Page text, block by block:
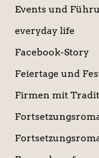
Events und
everyday life
Facebook-Story
Feiertage und
Firmen mit